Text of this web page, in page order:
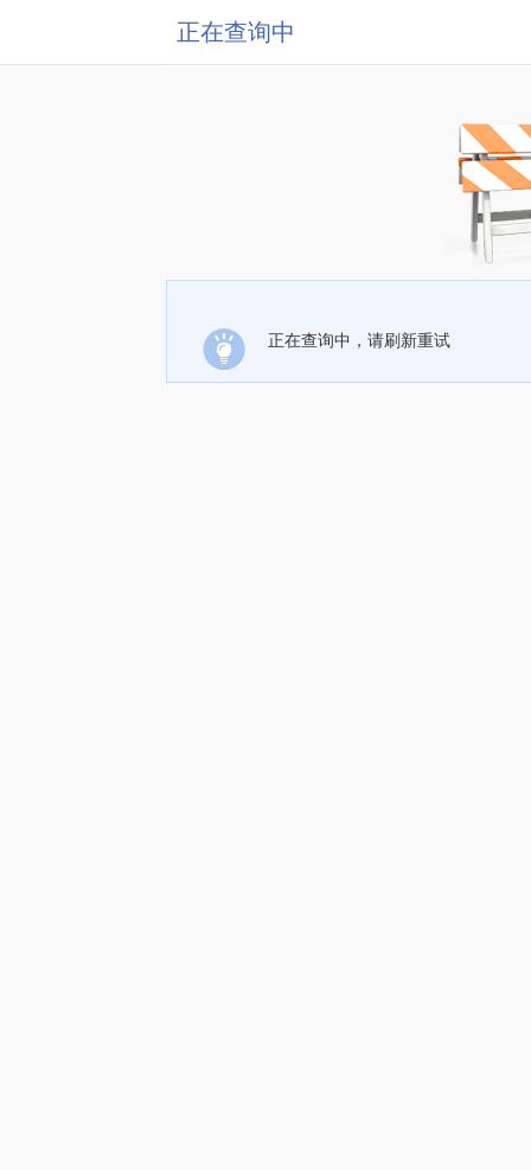
正在查询中
正在查询中，请刷新重试